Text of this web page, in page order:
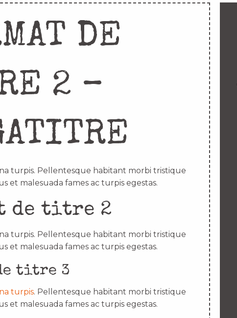
DE
2 –
turpis. Pellentesque habitant morbi tristique
et malesuada fames ac turpis egestas.
de titre 2
turpis. Pellentesque habitant morbi tristique
et malesuada fames ac turpis egestas.
titre 3
turpis. Pellentesque habitant morbi tristique
et malesuada fames ac turpis egestas.